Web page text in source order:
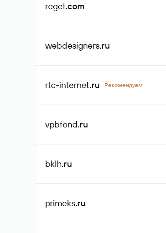
reget.com
webdesigners.ru
rtc-internet.ru Рекомендуем
vpbfond.ru
bklh.ru
primeks.ru